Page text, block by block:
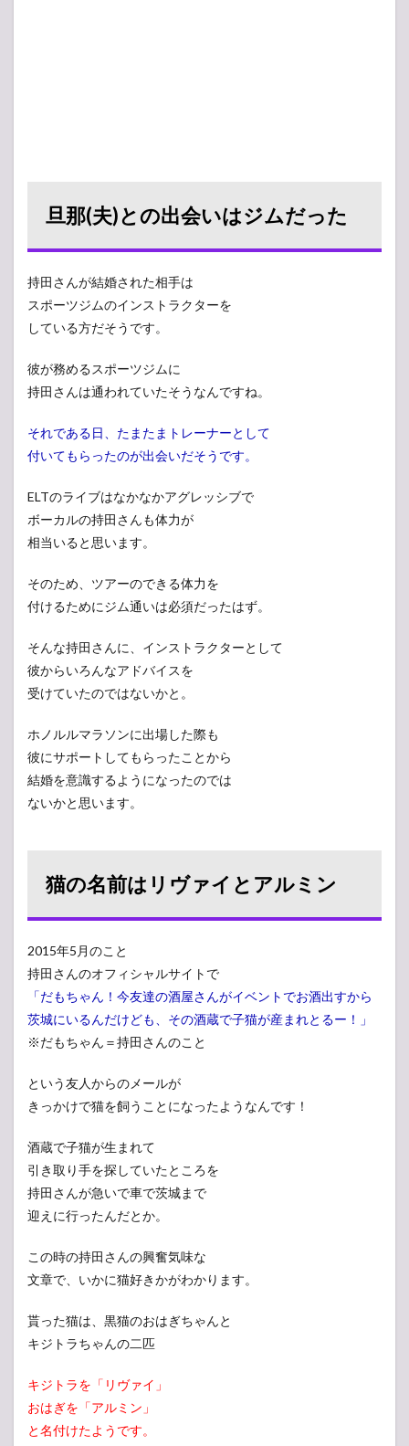
旦那(夫)との出会いはジムだった
持田さんが結婚された相手は
スポーツジムのインストラクターを
している方だそうです。
彼が務めるスポーツジムに
持田さんは通われていたそうなんですね。
それである日、たまたまトレーナーとして
付いてもらったのが出会いだそうです。
ELTのライブはなかなかアグレッシブで
ボーカルの持田さんも体力が
相当いると思います。
そのため、ツアーのできる体力を
付けるためにジム通いは必須だったはず。
そんな持田さんに、インストラクターとして
彼からいろんなアドバイスを
受けていたのではないかと。
ホノルルマラソンに出場した際も
彼にサポートしてもらったことから
結婚を意識するようになったのでは
ないかと思います。
猫の名前はリヴァイとアルミン
2015年5月のこと
持田さんのオフィシャルサイトで
「だもちゃん！今友達の酒屋さんがイベントでお酒出すから
茨城にいるんだけども、その酒蔵で子猫が産まれとるー！」
※だもちゃん＝持田さんのこと
という友人からのメールが
きっかけで猫を飼うことになったようなんです！
酒蔵で子猫が生まれて
引き取り手を探していたところを
持田さんが急いで車で茨城まで
迎えに行ったんだとか。
この時の持田さんの興奮気味な
文章で、いかに猫好きかがわかります。
貰った猫は、黒猫のおはぎちゃんと
キジトラちゃんの二匹
キジトラを「リヴァイ」
おはぎを「アルミン」
と名付けたようです。